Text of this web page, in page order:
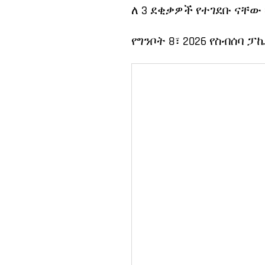
ለ 3 ደቂቃዎች የተገደቡ ናቸው
የግንቦት 8፣ 2026 የስብሰባ